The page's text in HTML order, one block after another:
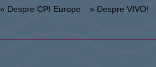
» Despre CPI Europe » Despre VIVO!